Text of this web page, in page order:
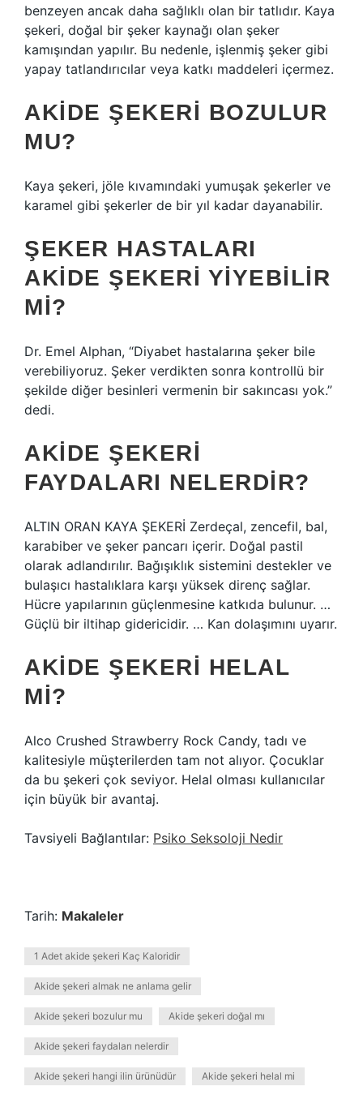
benzeyen ancak daha sağlıklı olan bir tatlıdır. Kaya
şekeri, doğal bir şeker kaynağı olan şeker
kamışından yapılır. Bu nedenle, işlenmiş şeker gibi
yapay tatlandırıcılar veya katkı maddeleri içermez.
AKIDE ŞEKERI BOZULUR
MU?
Kaya şekeri, jöle kıvamındaki yumuşak şekerler ve
karamel gibi şekerler de bir yıl kadar dayanabilir.
ŞEKER HASTALARI
AKIDE ŞEKERI YIYEBILIR
MI?
Dr. Emel Alphan, “Diyabet hastalarına şeker bile
verebiliyoruz. Şeker verdikten sonra kontrollü bir
şekilde diğer besinleri vermenin bir sakıncası yok.”
dedi.
AKIDE ŞEKERI
FAYDALARI NELERDIR?
ALTIN ​​ORAN KAYA ŞEKERİ Zerdeçal, zencefil, bal,
karabiber ve şeker pancarı içerir. Doğal pastil
olarak adlandırılır. Bağışıklık sistemini destekler ve
bulaşıcı hastalıklara karşı yüksek direnç sağlar.
Hücre yapılarının güçlenmesine katkıda bulunur. …
Güçlü bir iltihap gidericidir. … Kan dolaşımını uyarır.
AKIDE ŞEKERI HELAL
MI?
Alco Crushed Strawberry Rock Candy, tadı ve
kalitesiyle müşterilerden tam not alıyor. Çocuklar
da bu şekeri çok seviyor. Helal olması kullanıcılar
için büyük bir avantaj.
Tavsiyeli Bağlantılar: Psiko Seksoloji Nedir
Tarih: Makaleler
1 Adet akide şekeri Kaç Kaloridir
Akide şekeri almak ne anlama gelir
Akide şekeri bozulur mu Akide şekeri doğal mı
Akide şekeri faydaları nelerdir
Akide şekeri hangi ilin ürünüdür Akide şekeri helal mi